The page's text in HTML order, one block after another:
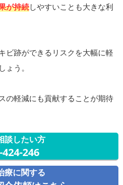
が持続しやすいことも大きな利
ビ跡ができるリスクを大幅に軽
う。
の軽減にも貢献することが期待
談したい方
424-246
療に関する